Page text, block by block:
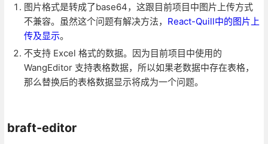
图片格式是转成了base64，这跟目前项目中图片上传方式
不兼容。虽然这个问题有解决方法， React-Quill中的图片上
传及显示。
不支持 Excel 格式的数据。因为目前项目中使用的
WangEditor 支持表格数据，所以如果老数据中存在表格，
那么替换后的表格数据显示将成为一个问题。
braft-editor